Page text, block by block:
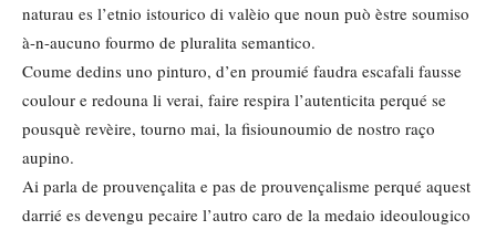
naturau es l’etnio istourico di valèio que noun può èstre soumiso
à-n-aucuno fourmo de pluralita semantico.
Coume dedins uno pinturo, d’en proumié faudra escafali fausse
coulour e redouna li verai, faire respira l’autenticita perqué se
pousquè revèire, tourno mai, la fisiounoumio de nostro raço
aupino.
Ai parla de prouvençalita e pas de prouvençalisme perqué aquest
darrié es devengu pecaire l’autro caro de la medaio ideoulougico